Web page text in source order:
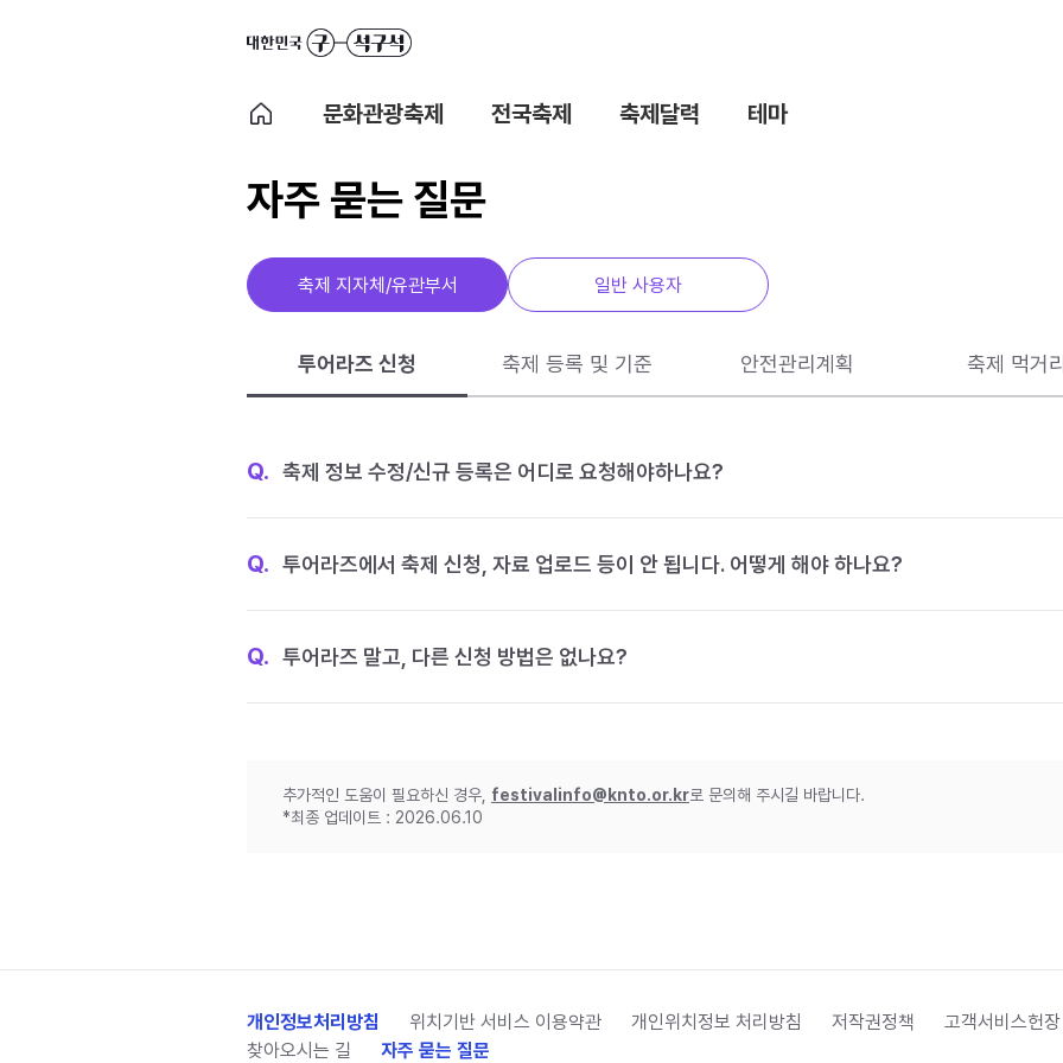
문화관광축제 전국축제 축제달력 테마
자주 묻는 질문
축제 지자체/유관부서 일반 사용자
투어라즈 신청 축제 등록 및 기준 안전관리계획 축제 먹거리
Q. 축제 정보 수정/신규 등록은 어디로 요청해야하나요?
Q. 투어라즈에서 축제 신청, 자료 업로드 등이 안 됩니다. 어떻게 해야 하나요?
Q. 투어라즈 말고, 다른 신청 방법은 없나요?
추가적인 도움이 필요하신 경우, festivalinfo@knto.or.kr로 문의해 주시길 바랍니다.
*최종 업데이트 : 2026.06.10
개인정보처리방침 위치기반 서비스 이용약관 개인위치정보 처리방침 저작권정책 고객서비스헌장
찾아오시는 길
자주 묻는 질문